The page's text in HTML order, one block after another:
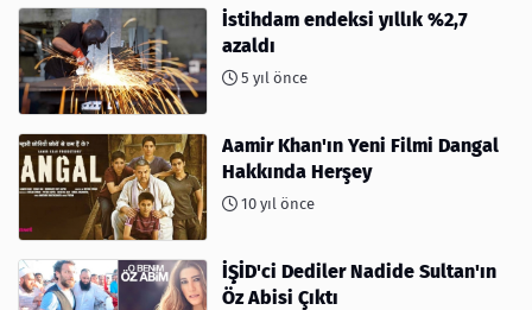
İstihdam endeksi yıllık %2,7
azaldı
5 yıl önce
Aamir Khan'ın Yeni Filmi Dangal
Hakkında Herşey
10 yıl önce
İŞİD'ci Dediler Nadide Sultan'ın
Öz Abisi Çıktı